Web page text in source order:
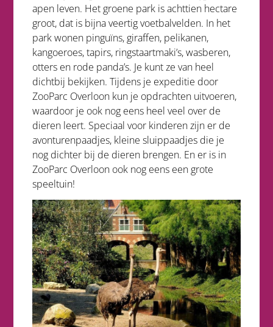
apen leven. Het groene park is achttien hectare
groot, dat is bijna veertig voetbalvelden. In het
park wonen pinguïns, giraffen, pelikanen,
kangoeroes, tapirs, ringstaartmaki’s, wasberen,
otters en rode panda’s. Je kunt ze van heel
dichtbij bekijken. Tijdens je expeditie door
ZooParc Overloon kun je opdrachten uitvoeren,
waardoor je ook nog eens heel veel over de
dieren leert. Speciaal voor kinderen zijn er de
avonturenpaadjes, kleine sluippaadjes die je
nog dichter bij de dieren brengen. En er is in
ZooParc Overloon ook nog eens een grote
speeltuin!